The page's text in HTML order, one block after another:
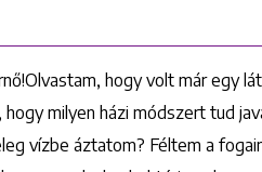
hogy volt már egy
hogy milyen házi módszert tud
vízbe áztatom? Féltem a